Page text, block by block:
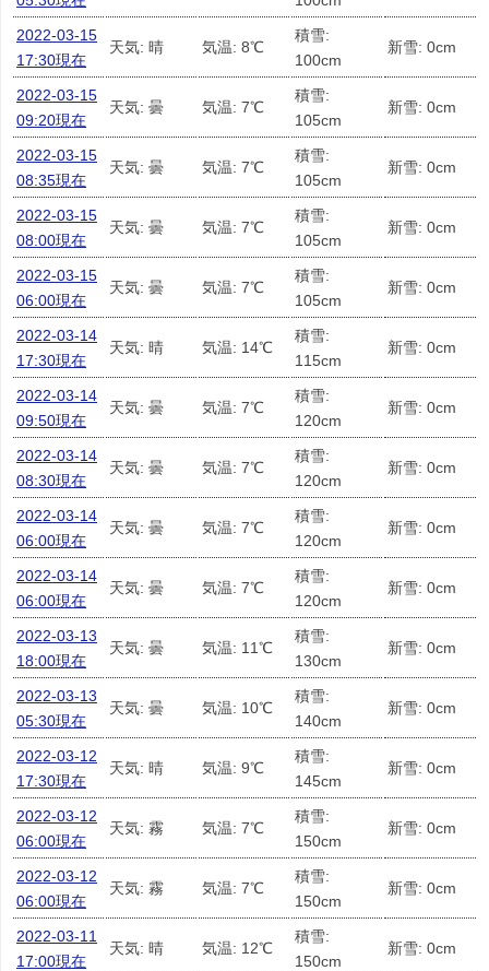
2022-03-15
17:30現在
天気: 晴 気温: 8℃
積雪:
100cm
新雪: 0cm
2022-03-15
09:20現在
天気: 曇 気温: 7℃
積雪:
105cm
新雪: 0cm
2022-03-15
08:35現在
天気: 曇 気温: 7℃
積雪:
105cm
新雪: 0cm
2022-03-15
08:00現在
天気: 曇 気温: 7℃
積雪:
105cm
新雪: 0cm
2022-03-15
06:00現在
天気: 曇 気温: 7℃
積雪:
105cm
新雪: 0cm
2022-03-14
17:30現在
天気: 晴 気温: 14℃
積雪:
115cm
新雪: 0cm
2022-03-14
09:50現在
天気: 曇 気温: 7℃
積雪:
120cm
新雪: 0cm
2022-03-14
08:30現在
天気: 曇 気温: 7℃
積雪:
120cm
新雪: 0cm
2022-03-14
06:00現在
天気: 曇 気温: 7℃
積雪:
120cm
新雪: 0cm
2022-03-14
06:00現在
天気: 曇 気温: 7℃
積雪:
120cm
新雪: 0cm
2022-03-13
18:00現在
天気: 曇 気温: 11℃
積雪:
130cm
新雪: 0cm
2022-03-13
05:30現在
天気: 曇 気温: 10℃
積雪:
140cm
新雪: 0cm
2022-03-12
17:30現在
天気: 晴 気温: 9℃
積雪:
145cm
新雪: 0cm
2022-03-12
06:00現在
天気: 霧 気温: 7℃
積雪:
150cm
新雪: 0cm
2022-03-12
06:00現在
天気: 霧 気温: 7℃
積雪:
150cm
新雪: 0cm
2022-03-11
17:00現在
天気: 晴 気温: 12℃
積雪:
150cm
新雪: 0cm